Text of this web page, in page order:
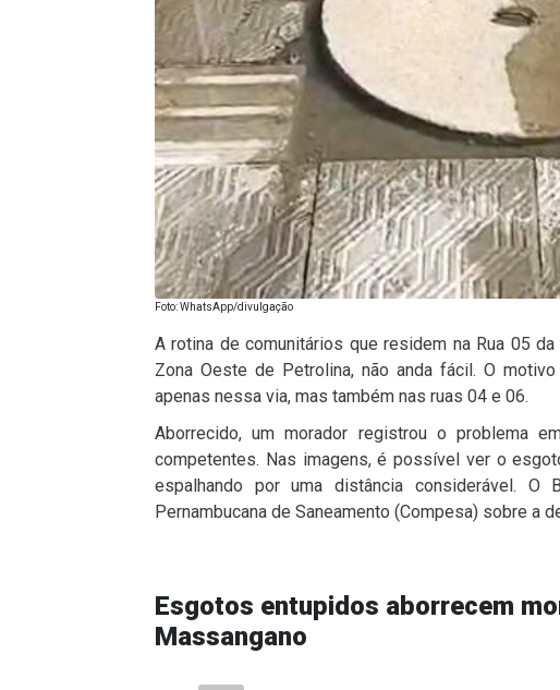
Foto: WhatsApp/divulgação
A rotina de comunitários que residem na Rua 05
Zona Oeste de Petrolina, não anda fácil. O
apenas nessa via, mas também nas ruas 04 e 06.
Aborrecido, um morador registrou o problema
competentes. Nas imagens, é possível ver o
espalhando por uma distância considerável. O
Pernambucana de Saneamento (Compesa) sobre a
Esgotos entupidos aborrecem
Massangano